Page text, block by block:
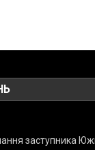
заступника